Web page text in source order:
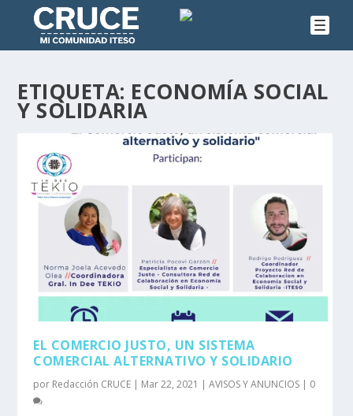
ETIQUETA: ECONOMÍA SOCIAL
Y SOLIDARIA
EL COMERCIO JUSTO, UN SISTEMA
COMERCIAL ALTERNATIVO Y SOLIDARIO
por Redacción CRUCE | Mar 22, 2021 |AVISOS Y ANUNCIOS | 0